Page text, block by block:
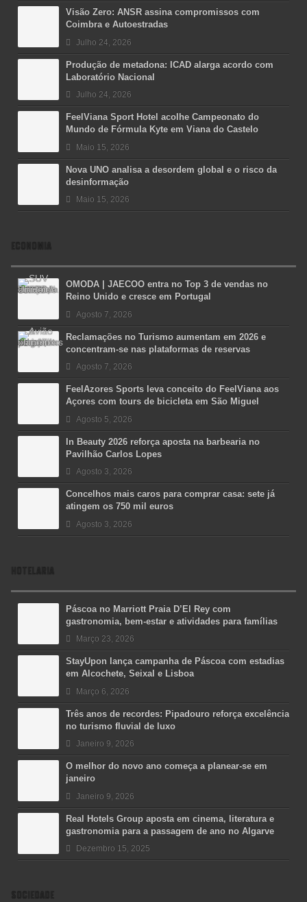
Visão Zero: ANSR assina compromissos com
Coimbra e Autoestradas
Julho 24, 2026
Produção de metadona: ICAD alarga acordo com
Laboratório Nacional
Julho 24, 2026
FeelViana Sport Hotel acolhe Campeonato do
Mundo de Fórmula Kyte em Viana do Castelo
Maio 15, 2026
Nova UNO analisa a desordem global e o risco da
desinformação
Maio 15, 2026
ECONOMIA
OMODA | JAECOO entra no Top 3 de vendas no
Reino Unido e cresce em Portugal
Agosto 7, 2026
Reclamações no Turismo aumentam em 2026 e
concentram-se nas plataformas de reservas
Agosto 7, 2026
FeelAzores Sports leva conceito do FeelViana aos
Açores com tours de bicicleta em São Miguel
Agosto 5, 2026
In Beauty 2026 reforça aposta na barbearia no
Pavilhão Carlos Lopes
Agosto 3, 2026
Concelhos mais caros para comprar casa: sete já
atingem os 750 mil euros
Agosto 3, 2026
HOTELARIA
Páscoa no Marriott Praia D’El Rey com
gastronomia, bem-estar e atividades para famílias
Março 23, 2026
StayUpon lança campanha de Páscoa com estadias
em Alcochete, Seixal e Lisboa
Março 6, 2026
Três anos de recordes: Pipadouro reforça excelência
no turismo fluvial de luxo
Janeiro 9, 2026
O melhor do novo ano começa a planear-se em
janeiro
Janeiro 9, 2026
Real Hotels Group aposta em cinema, literatura e
gastronomia para a passagem de ano no Algarve
Dezembro 15, 2025
SOCIEDADE